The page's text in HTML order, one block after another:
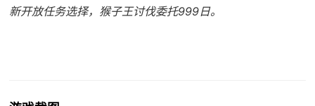
新开放任务选择，猴子王讨伐委托999日。